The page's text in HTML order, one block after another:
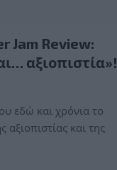
Jam Review:
αξιοπιστία»!
εδώ και χρόνια το
και της